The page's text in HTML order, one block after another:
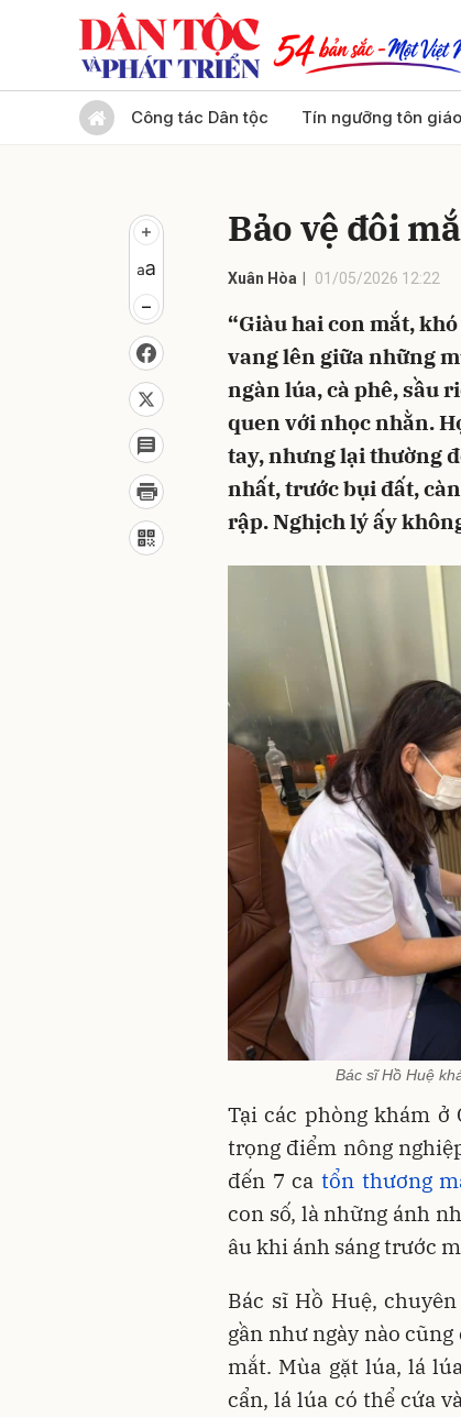
Công tác Dân tộc Tín ngưỡng tôn giáo
Bảo vệ đôi
Xuân Hòa 01/05/2026 12:22
“Giàu hai con mắt,
vang lên giữa những
ngàn lúa, cà phê, sầu
quen với nhọc nhằn.
tay, nhưng lại thường
nhất, trước bụi đất,
rập. Nghịch lý ấy
Bác sĩ Hồ Huệ
Tại các phòng khám ở
trọng điểm nông
đến 7 catổn thương
con số, là những ánh
âu khi ánh sáng trước
Bác sĩ Hồ Huệ,
gần như ngày nào
mắt. Mùa gặt lúa, lá
cẩn, lá lúa có thể cứa